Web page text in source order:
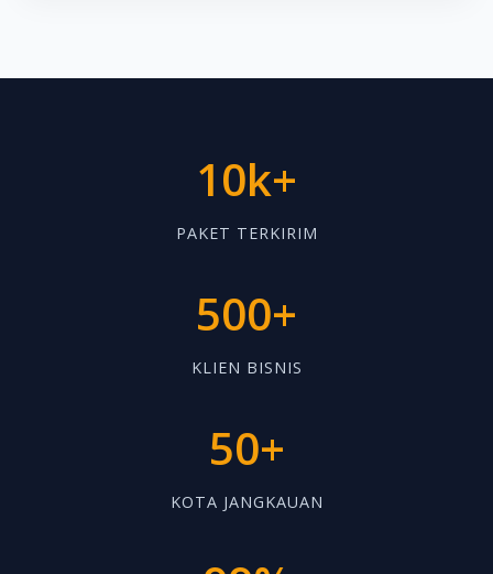
10k+
PAKET TERKIRIM
500+
KLIEN BISNIS
50+
KOTA JANGKAUAN